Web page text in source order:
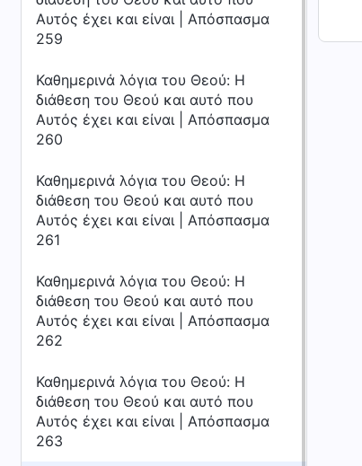
Αυτός έχει και είναι | Απόσπασμα
259
Καθημερινά λόγια του Θεού: Η
διάθεση του Θεού και αυτό που
Αυτός έχει και είναι | Απόσπασμα
260
Καθημερινά λόγια του Θεού: Η
διάθεση του Θεού και αυτό που
Αυτός έχει και είναι | Απόσπασμα
261
Καθημερινά λόγια του Θεού: Η
διάθεση του Θεού και αυτό που
Αυτός έχει και είναι | Απόσπασμα
262
Καθημερινά λόγια του Θεού: Η
διάθεση του Θεού και αυτό που
Αυτός έχει και είναι | Απόσπασμα
263